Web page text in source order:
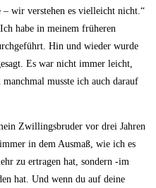
wir verstehen es vielleicht nicht.“
habe in meinem früheren
Hin und wieder wurde
Es war nicht immer leicht,
musste ich auch darauf
Zwillingsbruder vor drei Jahren
in dem Ausmaß, wie ich es
zu ertragen hat, sondern -im
hat. Und wenn du auf deine